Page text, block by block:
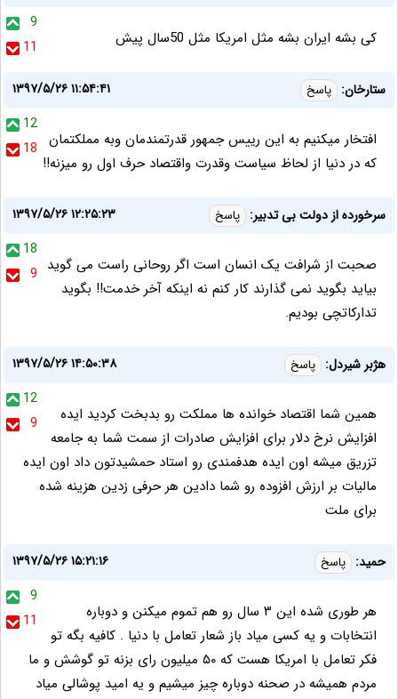
9
11
کی بشه ایران بشه مثل امریکا مثل 50سال پیش
ستارخان: پاسخ
۱۳۹۷/۵/۲۶ ۱۱:۵۴:۴۱
12
18
افتخار میکنیم به این رییس جمهور قدرتمندمان وبه مملکتمان
که در دنیا از لحاظ سیاست وقدرت واقتصاد حرف اول رو میزنه!!
سرخورده از دولت بی تدبیر: پاسخ
۱۳۹۷/۵/۲۶ ۱۲:۲۵:۲۳
18
9 صحبت از شرافت یک انسان است اگر روحانی راست می گوید
بیاید بگوید نمی گذارند کار کنم نه اینکه آخر خدمت!! بگوید
تدارکاتچی بودیم.
هژبر شیردل: پاسخ
۱۳۹۷/۵/۲۶ ۱۴:۵۰:۳۸
12
9
همین شما اقتصاد خوانده ها مملکت رو بدبخت کردید ایده
افزایش نرخ دلار برای افزایش صادرات از سمت شما به جامعه
تزریق میشه اون ایده هدفمندی رو استاد حمشیدتون داد اون ایده
مالیات بر ارزش افزوده رو شما دادین هر حرفی زدین هزینه شده
برای ملت
حمید: پاسخ
۱۳۹۷/۵/۲۶ ۱۵:۲۱:۱۶
9
11
هر طوری شده این ۳ سال رو هم تموم میکنن و دوباره
انتخابات و یه کسی میاد باز شعار تعامل با دنیا . کافیه بگه تو
فکر تعامل با امریکا هست که ۵۰ میلیون رای بزنه تو گوشش و ما
مردم همیشه در صحنه دوباره چیز میشیم و یه امید پوشالی میاد